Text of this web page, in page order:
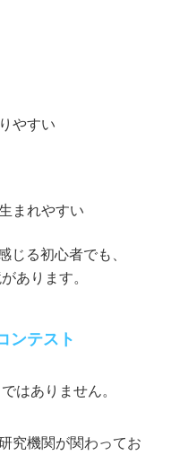
やすい
まれやすい
じる初心者でも、
あります。
ンテスト
はありません。
究機関が関わってお